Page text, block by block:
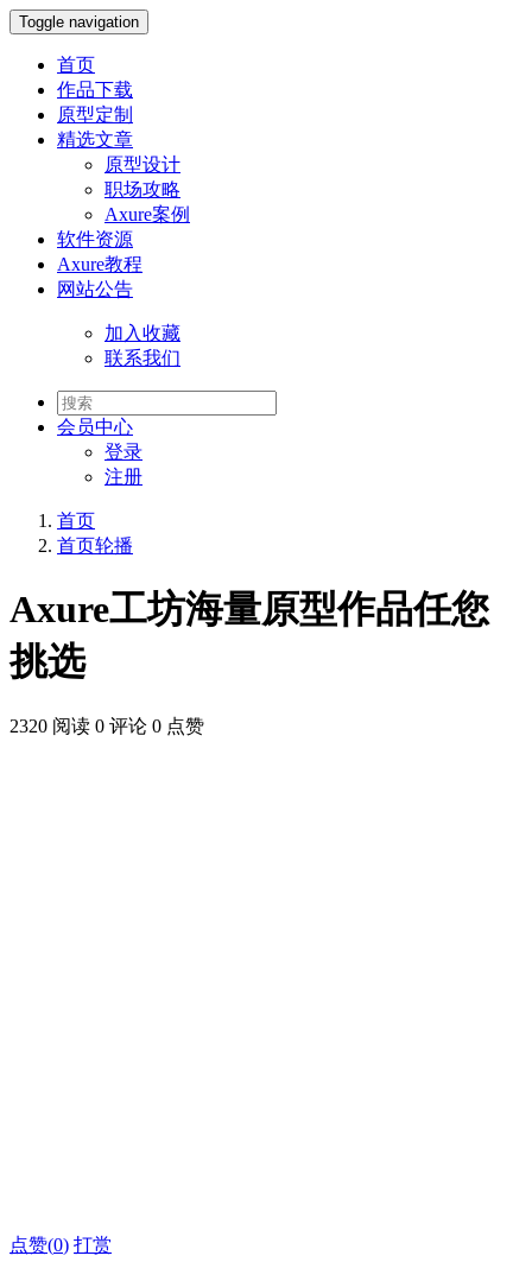
Toggle navigation
首页
作品下载
原型定制
精选文章
原型设计
职场攻略
Axure案例
软件资源
Axure教程
网站公告
加入收藏
联系我们
会员中心
登录
注册
首页
首页轮播
Axure工坊海量原型作品任您
挑选
2320 阅读 0 评论 0 点赞
点赞(0) 打赏